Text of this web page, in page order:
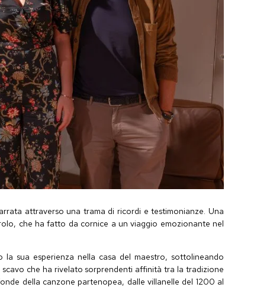
attraverso una trama di ricordi e testimonianze. Una
che ha fatto da cornice a un viaggio emozionante nel
sua esperienza nella casa del maestro, sottolineando
che ha rivelato sorprendenti affinità tra la tradizione
della canzone partenopea, dalle villanelle del 1200 al